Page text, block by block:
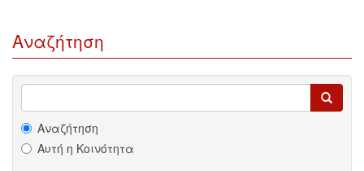
Αναζήτηση
Αναζήτηση
Αυτή η Κοινότητα